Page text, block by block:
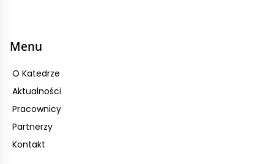
Menu
O Katedrze
Aktualności
Pracownicy
Partnerzy
Kontakt